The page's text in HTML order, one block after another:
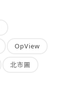
OpView
北市圖